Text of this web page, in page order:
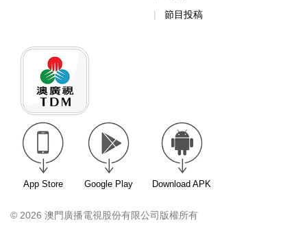
節目投稿
App Store Google Play Download APK
© 2026 澳門廣播電視股份有限公司版權所有